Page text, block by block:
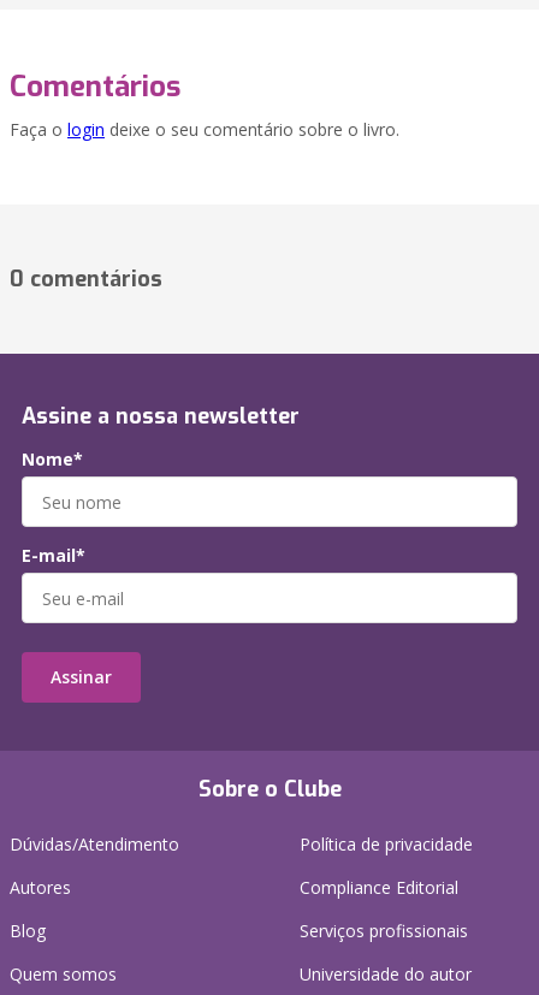
Comentários
Faça o login deixe o seu comentário sobre o livro.
0 comentários
Sobre o Clube
Dúvidas/Atendimento
Autores
Blog
Quem somos
Política de privacidade
Compliance Editorial
Serviços profissionais
Universidade do autor
Assine a nossa newsletter
Nome*
E-mail*
Assinar